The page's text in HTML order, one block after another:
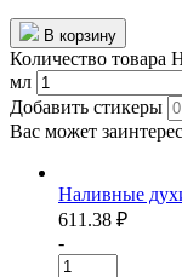
В корзину
Количество товара
мл
Добавить стикеры
Вас может
Наливные
611.38 ₽
-